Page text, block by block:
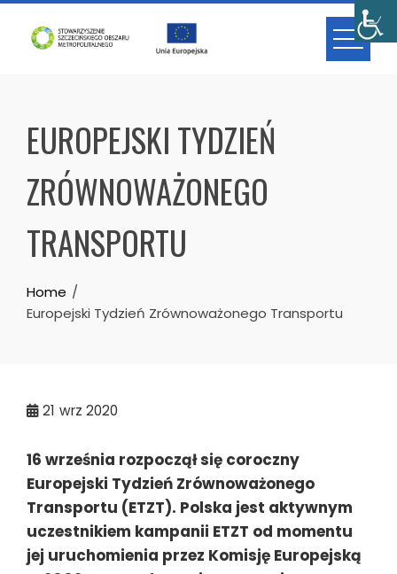
Skip
EUROPEJSKI TYDZIEŃ
ZRÓWNOWAŻONEGO
TRANSPORTU
Home
Europejski Tydzień Zrównoważonego Transportu
21 wrz 2020
16 września rozpoczął się coroczny
Europejski Tydzień Zrównoważonego
Transportu (ETZT). Polska jest aktywnym
uczestnikiem kampanii ETZT od momentu
jej uruchomienia przez Komisję Europejską